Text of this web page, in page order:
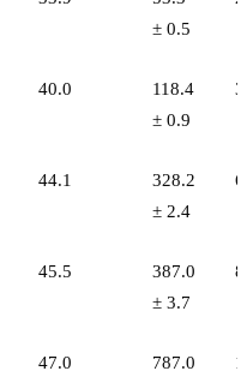
± 0.5
40.0
118.4
± 0.9
44.1
328.2
± 2.4
45.5
387.0
± 3.7
47.0
787.0